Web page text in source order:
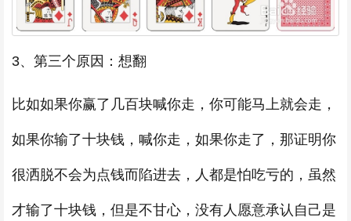
3、第三个原因：想翻
比如如果你赢了几百块喊你走，你可能马上就会走，
如果你输了十块钱，喊你走，如果你走了，那证明你
很洒脱不会为点钱而陷进去，人都是怕吃亏的，虽然
才输了十块钱，但是不甘心，没有人愿意承认自己是